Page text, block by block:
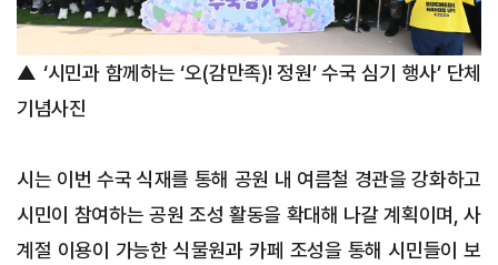
▲ ‘시민과 함께하는 ‘오(감만족)! 정원’ 수국 심기 행사’ 단체
기념사진
시는 이번 수국 식재를 통해 공원 내 여름철 경관을 강화하고
시민이 참여하는 공원 조성 활동을 확대해 나갈 계획이며, 사
계절 이용이 가능한 식물원과 카페 조성을 통해 시민들이 보